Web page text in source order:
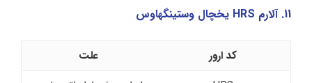
11. آلارم HRS یخچال وستینگهاوس
کد ارور
علت